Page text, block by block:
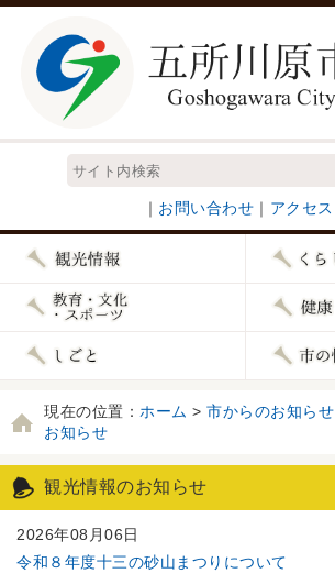
｜ お問い合わせ ｜ アクセス
現在の位置： ホーム > 市からのお知らせ
お知らせ
観光情報のお知らせ
2026年08月06日
令和８年度十三の砂山まつりについて